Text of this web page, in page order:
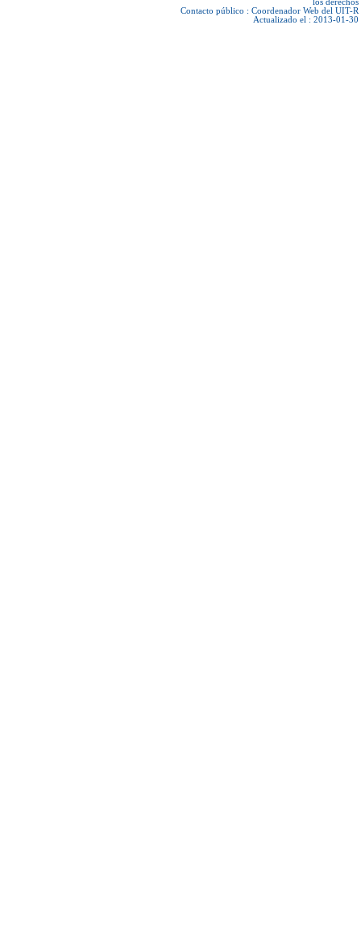
los derechos
Contacto público : Coordenador Web del UIT-R
Actualizado el : 2013-01-30